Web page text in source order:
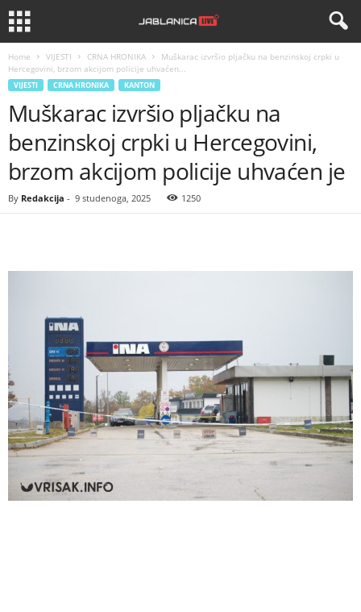
Home VIJESTI CRNA HRONIKA
Muškarac izvršio pljačku na benzinskoj crpki u
Hercegovini, brzom akcijom policije uhvaćen...
VIJESTI CRNA HRONIKA KANTON
Muškarac izvršio pljačku na
benzinskoj crpki u Hercegovini,
brzom akcijom policije uhvaćen je
By Redakcija - 9 studenoga, 2025 1250